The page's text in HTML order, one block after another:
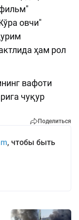
овчи"
ҳам рол
вафоти
чуқур
Поделиться
, чтобы быть